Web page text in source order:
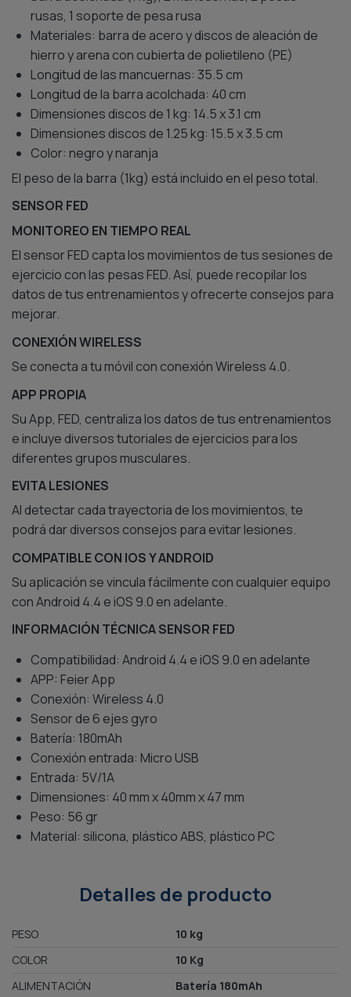
rusas, 1 soporte de pesa rusa
Materiales: barra de acero y discos de aleación de
hierro y arena con cubierta de polietileno (PE)
Longitud de las mancuernas: 35.5 cm
Longitud de la barra acolchada: 40 cm
Dimensiones discos de 1 kg: 14.5 x 3.1 cm
Dimensiones discos de 1.25 kg: 15.5 x 3.5 cm
Color: negro y naranja
El peso de la barra (1kg) está incluido en el peso total.
SENSOR FED
MONITOREO EN TIEMPO REAL
El sensor FED capta los movimientos de tus sesiones de
ejercicio con las pesas FED. Así, puede recopilar los
datos de tus entrenamientos y ofrecerte consejos para
mejorar.
CONEXIÓN WIRELESS
Se conecta a tu móvil con conexión Wireless 4.0.
APP PROPIA
Su App, FED, centraliza los datos de tus entrenamientos
e incluye diversos tutoriales de ejercicios para los
diferentes grupos musculares.
EVITA LESIONES
Al detectar cada trayectoria de los movimientos, te
podrá dar diversos consejos para evitar lesiones.
COMPATIBLE CON IOS Y ANDROID
Su aplicación se vincula fácilmente con cualquier equipo
con Android 4.4 e iOS 9.0 en adelante.
INFORMACIÓN TÉCNICA SENSOR FED
Compatibilidad: Android 4.4 e iOS 9.0 en adelante
APP: Feier App
Conexión: Wireless 4.0
Sensor de 6 ejes gyro
Batería: 180mAh
Conexión entrada: Micro USB
Entrada: 5V/1A
Dimensiones: 40 mm x 40mm x 47 mm
Peso: 56 gr
Material: silicona, plástico ABS, plástico PC
Detalles de producto
PESO
10 kg
COLOR
10 Kg
ALIMENTACIÓN
Batería 180mAh